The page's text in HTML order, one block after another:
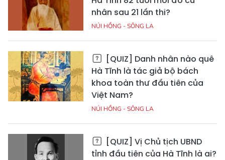
nhân sau 21 lần thi?
NÚI HỒNG - SÔNG LA
[QUIZ] Danh nhân nào quê
Hà Tĩnh là tác giả bộ bách
khoa toàn thư đầu tiên của
Việt Nam?
NÚI HỒNG - SÔNG LA
[QUIZ] Vị Chủ tịch UBND
tỉnh đầu tiên của Hà Tĩnh là ai?